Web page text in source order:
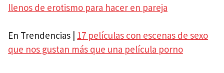
llenos de erotismo para hacer en pareja
En Trendencias | 17 películas con escenas de sexo
que nos gustan más que una película porno